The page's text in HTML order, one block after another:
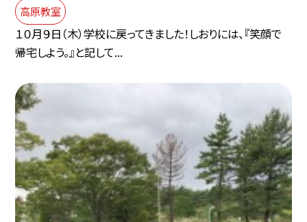
高原教室
１０月９日（木）学校に戻ってきました！しおりには、『笑顔で
帰宅しよう。』と記して...